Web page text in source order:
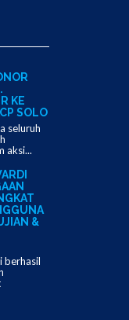
KE
SOLO
seluruh
aksi...
&
berhasil